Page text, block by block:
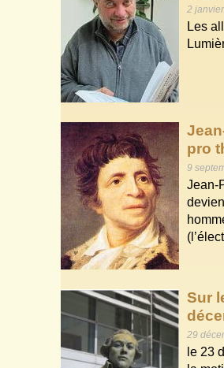
2 janvier
Les
pro
9
Jean-
Sur
29
le 23